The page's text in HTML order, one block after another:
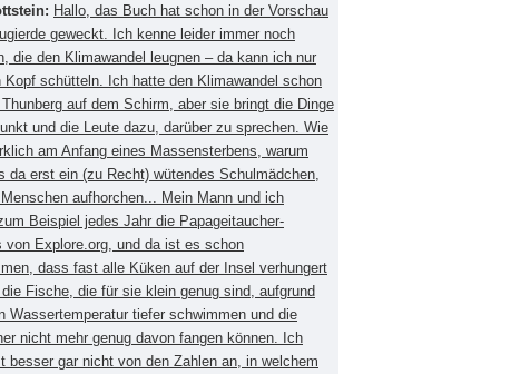
Hallo, das Buch hat schon in der Vorschau
geweckt. Ich kenne leider immer noch
die den Klimawandel leugnen – da kann ich nur
Kopf schütteln. Ich hatte den Klimawandel schon
auf dem Schirm, aber sie bringt die Dinge
und die Leute dazu, darüber zu sprechen. Wie
am Anfang eines Massensterbens, warum
da erst ein (zu Recht) wütendes Schulmädchen,
aufhorchen... Mein Mann und ich
Beispiel jedes Jahr die Papageitaucher-
von Explore.org, und da ist es schon
dass fast alle Küken auf der Insel verhungert
Fische, die für sie klein genug sind, aufgrund
Wassertemperatur tiefer schwimmen und die
nicht mehr genug davon fangen können. Ich
besser gar nicht von den Zahlen an, in welchem